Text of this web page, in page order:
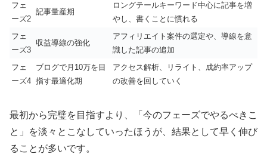
フェ
ーズ2
記事量産期
ロングテールキーワード中心に記事を増
やし、書くことに慣れる
フェ
ーズ3
収益導線の強化
アフィリエイト案件の選定や、導線を意
識した記事の追加
フェ
ーズ4
ブログで月10万を目
指す最適化期
アクセス解析、リライト、成約率アップ
の改善を回していく
最初から完璧を目指すより、「今のフェーズでやるべきこ
と」を淡々とこなしていったほうが、結果として早く伸び
ることが多いです。